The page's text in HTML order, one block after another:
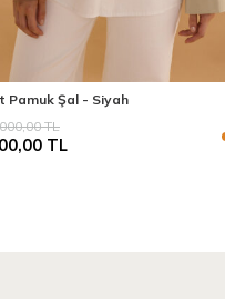
Pamuk Şal - Siyah
TL
TL